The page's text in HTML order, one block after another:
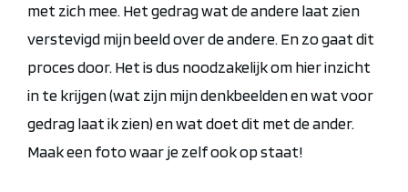
met zich mee. Het gedrag wat de andere laat zien
verstevigd mijn beeld over de andere. En zo gaat dit
proces door. Het is dus noodzakelijk om hier inzicht
in te krijgen (wat zijn mijn denkbeelden en wat voor
gedrag laat ik zien) en wat doet dit met de ander.
Maak een foto waar je zelf ook op staat!